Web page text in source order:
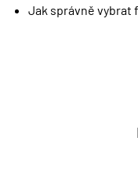
Jak správně vybrat